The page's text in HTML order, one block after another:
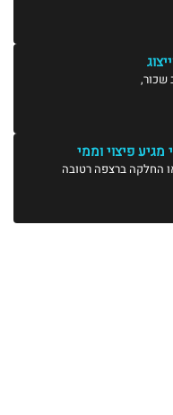
שכור,
פיצוי וממי
החלקה ברצפה רטובה